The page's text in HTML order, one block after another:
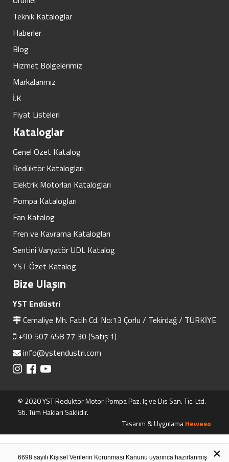
Teknik Kataloglar
Haberler
Blog
Hizmet Bölgelerimiz
Markalarımız
İ.K
Fiyat Listeleri
Kataloglar
Genel Ozet Katalog
Redüktör Katalogları
Elektrik Motorları Katalogları
Pompa Katalogları
Fan Katalog
Fren ve Kavrama Katalogları
Sentini Varyatör UDL Katalog
YST Özet Katalog
Bize Ulaşın
YST Endüstri
Cemaliye Mh. Fatih Cd. No:13 Çorlu / Tekirdağ / TÜRKİYE
+90 507 458 77 30 (Satış 1)
info@ystendustri.com
© 2020 YST Redüktör Motor Pompa Paz. Iç ve Dis San. Tic. Ltd.
Sti. Tüm Haklari Saklidir.
Tasarım & UygulamaHeweso
×
6698 sayılı Kişisel Verilerin Korunması Kanunu uyarınca hazırlanmış